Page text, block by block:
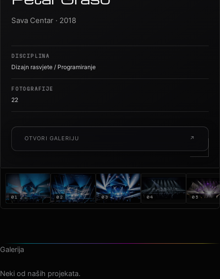
Petar Grašo
DISCIPLINA
Dizajn rasvjete / Programiranje
FOTOGRAFIJE
22
OTVORI GALERIJU ↗
01 02 03 04 05